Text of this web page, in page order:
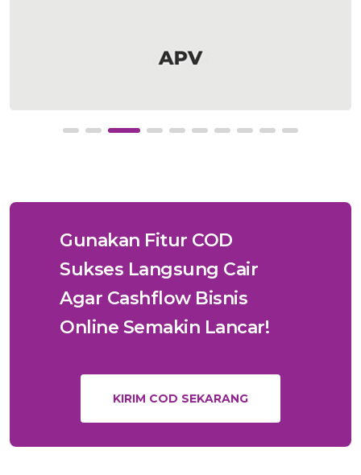
Gunakan Fitur COD
Sukses Langsung Cair
Agar Cashflow Bisnis
Online Semakin Lancar!
KIRIM COD SEKARANG